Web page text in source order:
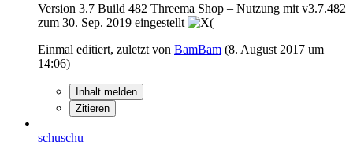
Version 3.7 Build 482 Threema Shop – Nutzung mit v3.7.482
zum 30. Sep. 2019 eingestellt
Einmal editiert, zuletzt von BamBam (8. August 2017 um
14:06)
Inhalt melden
Zitieren
schuschu